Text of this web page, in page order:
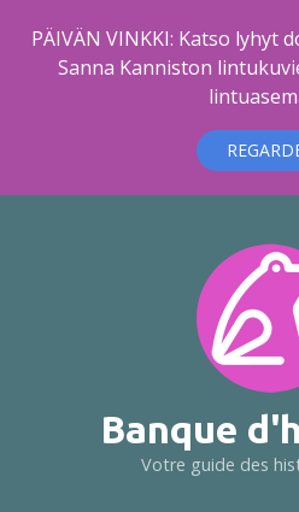
PÄIVÄN VINKKI: Katso lyhyt
Sanna Kanniston
Banque
Votre guide des